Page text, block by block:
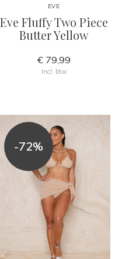
EVE
Eve Fluffy Two Piece
Butter Yellow
€ 79,99
Incl. btw
-72%